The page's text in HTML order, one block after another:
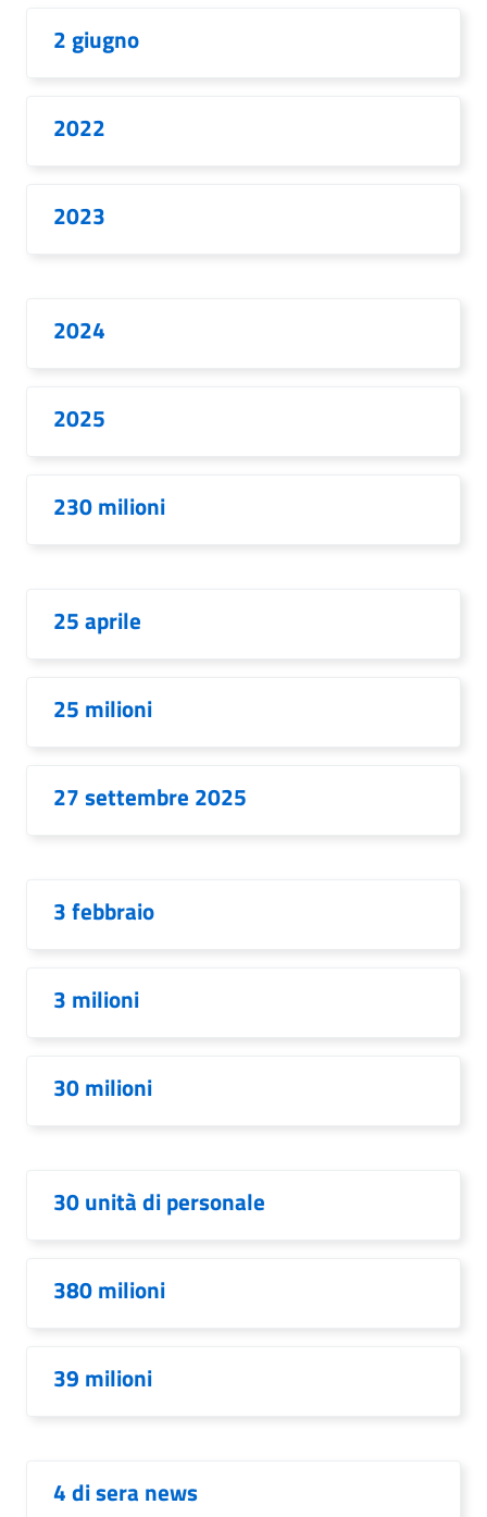
2 giugno
2022
2023
2024
2025
230 milioni
25 aprile
25 milioni
27 settembre 2025
3 febbraio
3 milioni
30 milioni
30 unità di personale
380 milioni
39 milioni
4 di sera news